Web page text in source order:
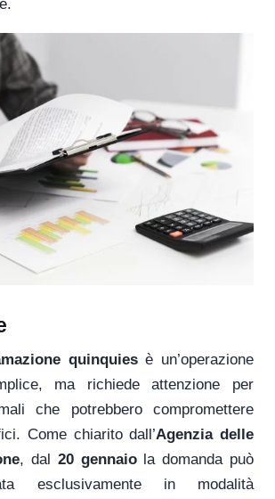
quinquiesè un’operazione
ma richiede attenzione per
che potrebbero compromettere
Come chiarito dall’Agenzia delle
, dal 20 gennaiola domanda può
esclusivamente in modalità